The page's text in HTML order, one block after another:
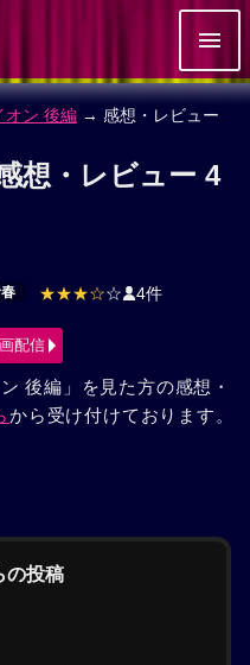
オン 後編 → 感想・レビュー
想・レビュー 4
★★★☆☆ 4件
配信
後編」を見た方の感想・
から受け付けております。
の投稿